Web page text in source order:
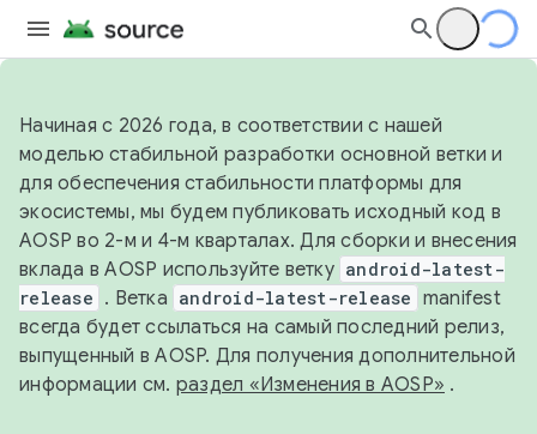
Начиная с 2026 года, в соответствии с нашей
моделью стабильной разработки основной ветки и
для обеспечения стабильности платформы для
экосистемы, мы будем публиковать исходный код в
AOSP во 2-м и 4-м кварталах. Для сборки и внесения
вклада в AOSP используйте ветку android-latest-
release . Ветка android-latest-release manifest
всегда будет ссылаться на самый последний релиз,
выпущенный в AOSP. Для получения дополнительной
информации см. раздел «Изменения в AOSP» .